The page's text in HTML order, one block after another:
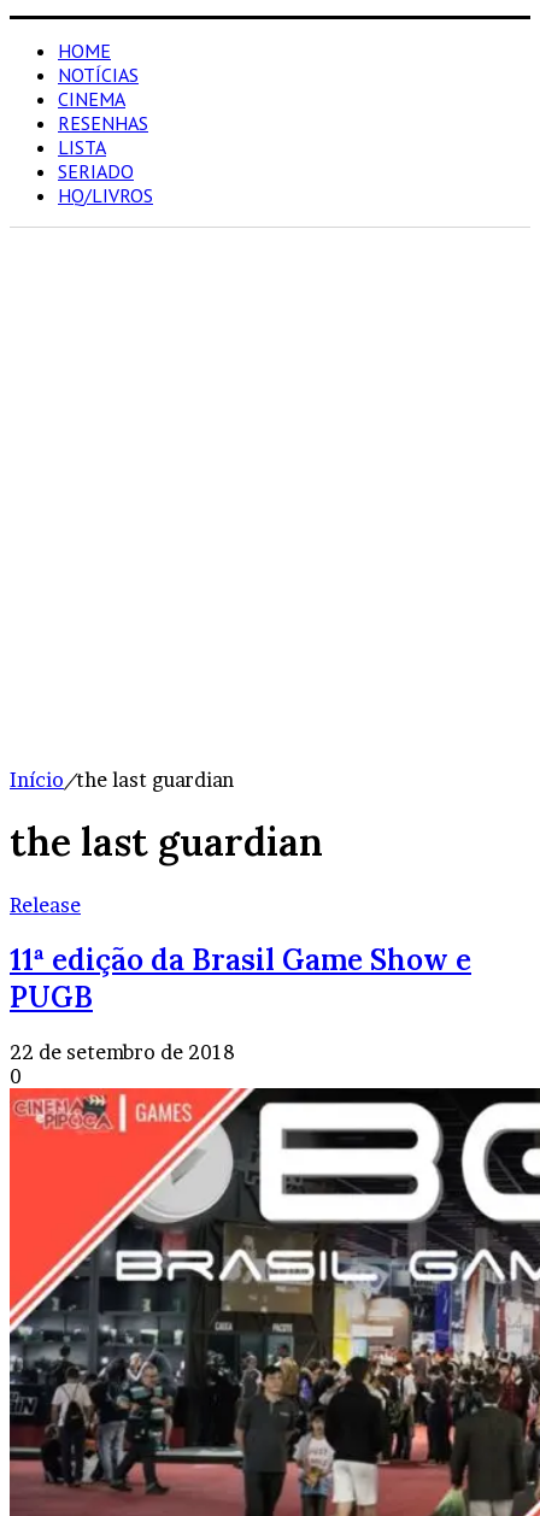
HOME
NOTÍCIAS
CINEMA
RESENHAS
LISTA
SERIADO
HQ/LIVROS
Início/the last guardian
the last guardian
Release
11ª edição da Brasil Game Show e
PUGB
22 de setembro de 2018
0